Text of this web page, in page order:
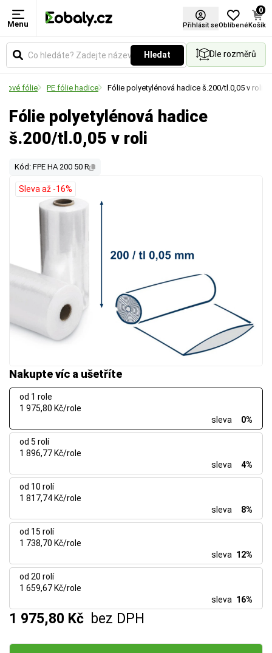
Menu Přihlásit seOblíbené
0
Košík
Hledat Dle rozměrů
fólie PE fólie hadice Fólie polyetylénová hadice š.200/tl.0,05 v roli
Fólie polyetylénová hadice
š.200/tl.0,05 v roli
Kód: FPE HA 200 50 R
Nakupte víc a ušetříte
od 1 role
1 975,80 Kč/role
sleva
0%
od 5 rolí
1 896,77 Kč/role
sleva
4%
od 10 rolí
1 817,74 Kč/role
sleva
8%
od 15 rolí
1 738,70 Kč/role
sleva 12%
od 20 rolí
1 659,67 Kč/role
sleva 16%
1 975,80 Kč bez DPH
Sleva až -16%